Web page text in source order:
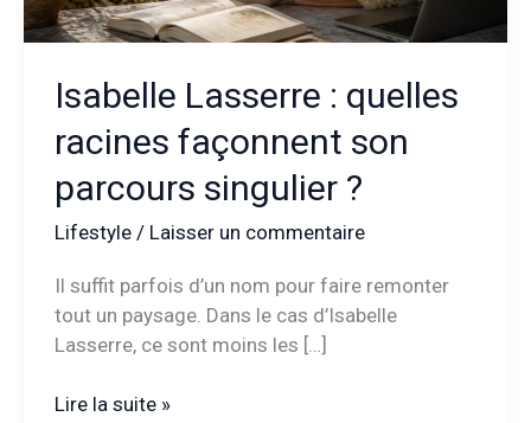
Isabelle Lasserre : quelles
racines façonnent son
parcours singulier ?
Lifestyle/ Laisser un commentaire
Il suffit parfois d’un nom pour faire remonter
tout un paysage. Dans le cas d’Isabelle
Lasserre, ce sont moins les […]
Isabelle
Lire la suite »